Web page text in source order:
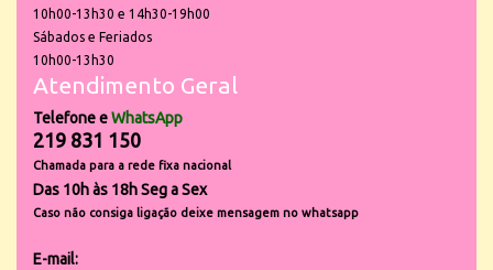
10h00-13h30 e 14h30-19h00
Sábados e Feriados
10h00-13h30
Atendimento Geral
Telefone eWhatsApp
219 831 150
Chamada para a rede fixa nacional
Das 10h às 18h Seg a Sex
Caso não consiga ligação deixe mensagem no whatsapp
E-mail: